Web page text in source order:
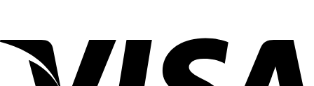
בנהריה